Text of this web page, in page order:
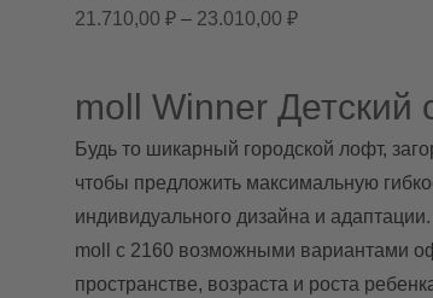
21.710,00 ₽– 23.010,00 ₽Диапазон цен:
moll Winner Детский
Будь то шикарный городской лофт,
чтобы предложить максимальную
индивидуального дизайна и
moll с 2160 возможными вариантами
пространстве, возраста и роста